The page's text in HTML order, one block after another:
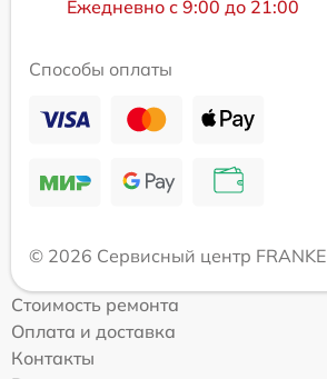
Ежедневно с 9:00 до 21:00
Способы оплаты
© 2026 Сервисный центр FRANKE
Стоимость ремонта
Оплата и доставка
Контакты